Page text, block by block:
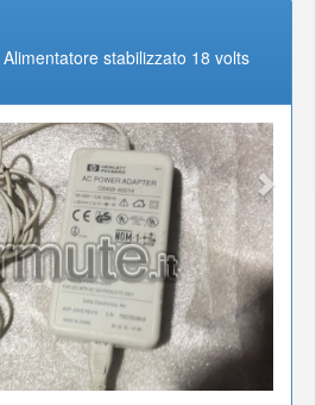
stabilizzato 18 volts